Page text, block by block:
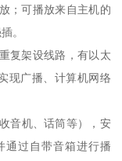
；可播放来自主机的
。
复架设线路，有以太
现广播、计算机网络
音机、话筒等），安
通过自带音箱进行播